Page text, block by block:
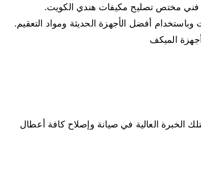
فني مختص تصليح مكيفات هندي الكويت.
وباستخدام أفضل الأجهزة الحديثة ومواد التعقيم.
الميكف
العالية في صيانة وإصلاح كافة أعطال